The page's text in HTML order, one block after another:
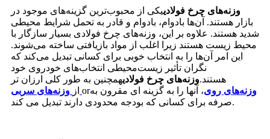
وزنه‌های چرخ فولادییکی از محبوب‌ترین گزینه‌های موجود در
بازار هستند. آن‌ها بادوام، بادوام و قادر به تحمل شرایط محیطی
شدید هستند. علاوه بر این، وزنه‌های چرخ فولادی بسیار سازگار با
محیط زیست هستند زیرا اغلب از مواد بازیافتی ساخته می‌شوند.
این امر آن‌ها را به انتخاب خوبی برای کسانی تبدیل می‌کند که
نگران تأثیر زیست‌محیطی انتخاب‌های خودروی خود
هستند.وزنه‌های چرخ فولادیهمچنین به طور کلی ارزان تر
از وزنه‌های سربی or وزنه‌های روی، آنها را به گزینه ای مقرون به
صرفه برای کسانی که بودجه محدودی دارند تبدیل می کند.